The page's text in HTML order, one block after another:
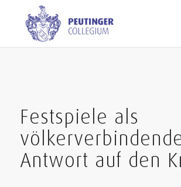
Festspiele als
Antwort auf den